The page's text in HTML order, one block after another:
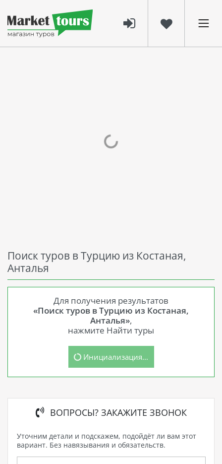
Поиск туров в Турцию из Костаная,
Анталья
Для получения результатов
«Поиск туров в Турцию из Костаная,
Анталья»,
нажмите Найти туры
Инициализация...
ВОПРОСЫ? ЗАКАЖИТЕ ЗВОНОК
Уточним детали и подскажем, подойдёт ли вам этот
вариант. Без навязывания и обязательств.